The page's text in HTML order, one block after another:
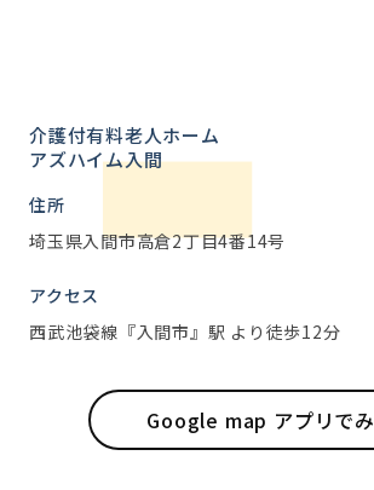
介護付有料老人ホーム
アズハイム入間
住所
埼玉県入間市高倉2丁目4番14号
アクセス
西武池袋線『入間市』駅 より徒歩12分
Google map アプリで